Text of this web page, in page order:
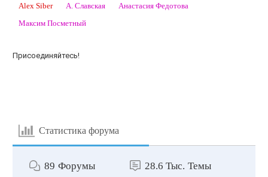
Alex Siber А. Славская
Анастасия Федотова
Максим Посметный
Присоединяйтесь!
Статистика форума
89 Форумы 28.6 Тыс. Темы